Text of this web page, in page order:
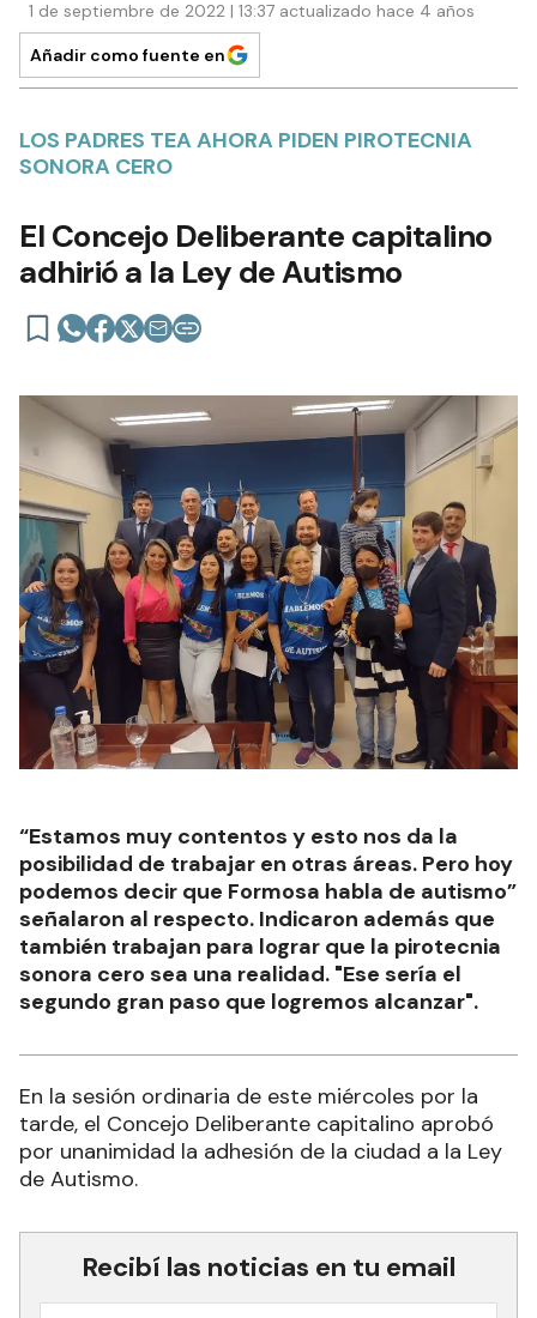
1 de septiembre de 2022 | 13:37 actualizado hace 4 años
Añadir como fuente en
LOS PADRES TEA AHORA PIDEN PIROTECNIA
SONORA CERO
El Concejo Deliberante capitalino
adhirió a la Ley de Autismo
“Estamos muy contentos y esto nos da la
posibilidad de trabajar en otras áreas. Pero hoy
podemos decir que Formosa habla de autismo”
señalaron al respecto. Indicaron además que
también trabajan para lograr que la pirotecnia
sonora cero sea una realidad. "Ese sería el
segundo gran paso que logremos alcanzar".
En la sesión ordinaria de este miércoles por la
tarde, el Concejo Deliberante capitalino aprobó
por unanimidad la adhesión de la ciudad a la Ley
de Autismo.
Recibí las noticias en tu email